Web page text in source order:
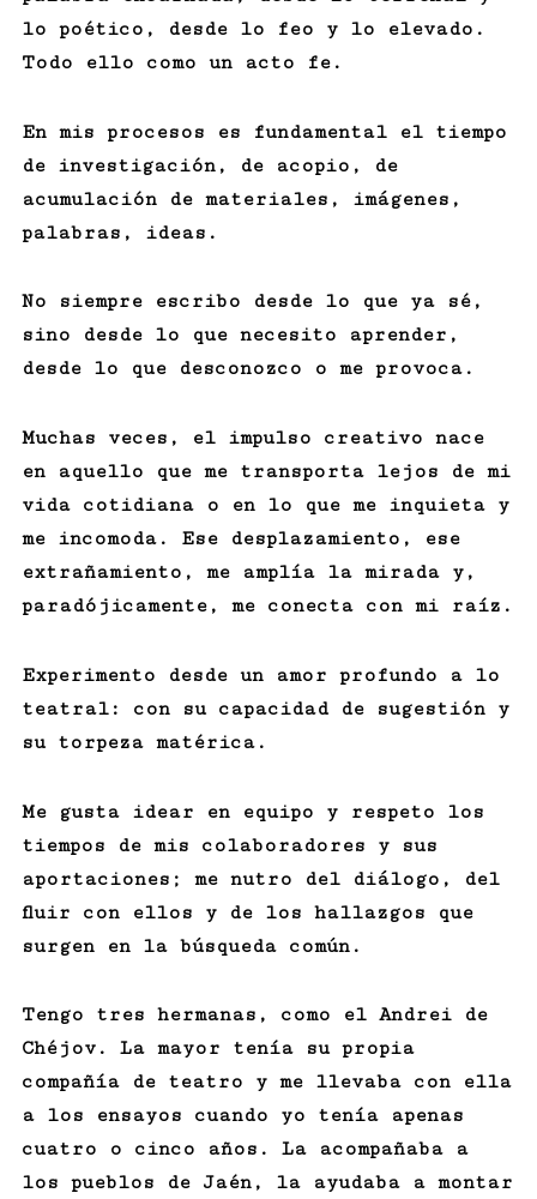
lo poético, desde lo feo y lo elevado.
Todo ello como un acto fe.
En mis procesos es fundamental el tiempo
de investigación, de acopio, de
acumulación de materiales, imágenes,
palabras, ideas.
No siempre escribo desde lo que ya sé,
sino desde lo que necesito aprender,
desde lo que desconozco o me provoca.
Muchas veces, el impulso creativo nace
en aquello que me transporta lejos de mi
vida cotidiana o en lo que me inquieta y
me incomoda. Ese desplazamiento, ese
extrañamiento, me amplía la mirada y,
paradójicamente, me conecta con mi raíz.
Experimento desde un amor profundo a lo
teatral: con su capacidad de sugestión y
su torpeza matérica.
Me gusta idear en equipo y respeto los
tiempos de mis colaboradores y sus
aportaciones; me nutro del diálogo, del
fluir con ellos y de los hallazgos que
surgen en la búsqueda común.
Tengo tres hermanas, como el Andrei de
Chéjov. La mayor tenía su propia
compañía de teatro y me llevaba con ella
a los ensayos cuando yo tenía apenas
cuatro o cinco años. La acompañaba a
los pueblos de Jaén, la ayudaba a montar